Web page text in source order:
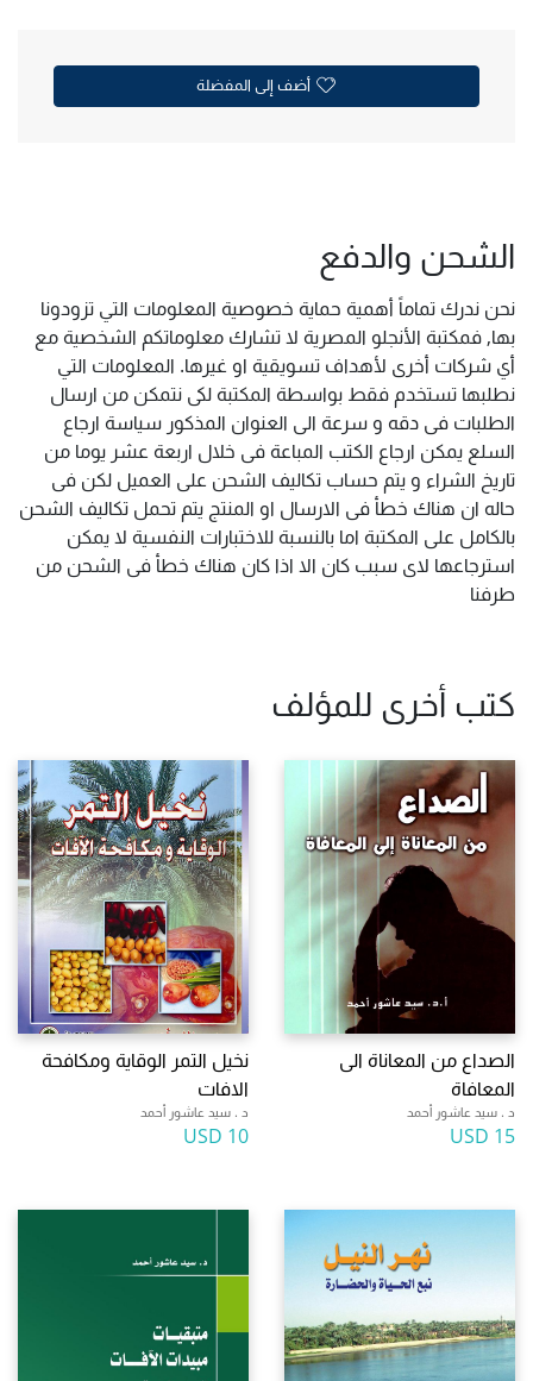
أضف إلى المفضلة
الشحن والدفع
نحن ندرك تماماً أهمية حماية خصوصية المعلومات التي تزودونا
بها, فمكتبة الأنجلو المصرية لا تشارك معلوماتكم الشخصية مع
أي شركات أخرى لأهداف تسويقية او غيرها. المعلومات التي
نطلبها تستخدم فقط بواسطة المكتبة لكى نتمكن من ارسال
الطلبات فى دقه و سرعة الى العنوان المذكور سياسة ارجاع
السلع يمكن ارجاع الكتب المباعة فى خلال اربعة عشر يوما من
تاريخ الشراء و يتم حساب تكاليف الشحن على العميل لكن فى
حاله ان هناك خطأ فى الارسال او المنتج يتم تحمل تكاليف الشحن
بالكامل على المكتبة اما بالنسبة للاختبارات النفسية لا يمكن
استرجاعها لاى سبب كان الا اذا كان هناك خطأ فى الشحن من
طرفنا
كتب أخرى للمؤلف
الصداع من المعاناة الى
المعافاة
د . سيد عاشور أحمد
15 USD
نخيل التمر الوقاية ومكافحة
الافات
د . سيد عاشور أحمد
10 USD